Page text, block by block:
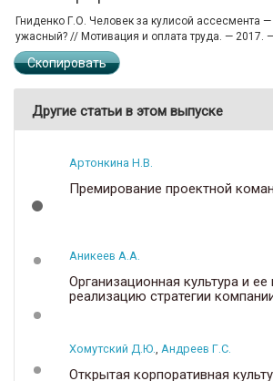
Скопировать
Другие статьи в этом выпуске
Артонкина Н.В.
Премирование проектной
Аникеев А.А.
Организационная культура и ее
реализацию стратегии
Хомутский Д.Ю. Андреев Г.С.
Открытая корпоративная